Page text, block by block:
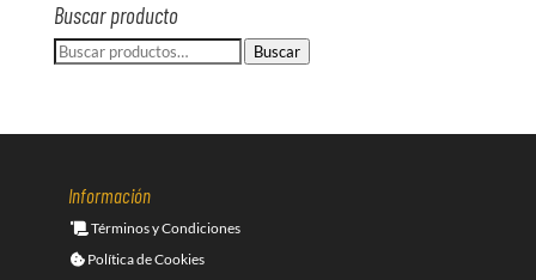
Buscar producto
Buscar
Buscar
Información
Términos y Condiciones
Política de Cookies